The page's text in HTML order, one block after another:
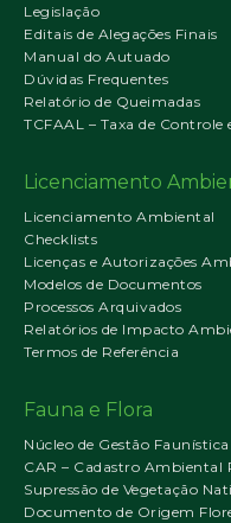
Legislação
Editais de Alegações Finais
Manual do Autuado
Dúvidas Frequentes
Relatório de Queimadas
TCFAAL – Taxa de
Licenciamento
Licenciamento Ambiental
Checklists
Licenças e Autorizações
Modelos de Documentos
Processos Arquivados
Relatórios de Impacto
Termos de Referência
Fauna e Flora
Núcleo de Gestão Faunística
CAR – Cadastro Ambiental
Supressão de Vegetação
Documento de Origem